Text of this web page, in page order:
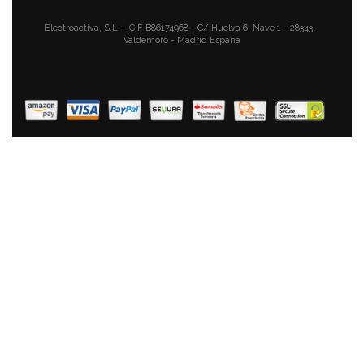
Florina Bono Cazuela Baja 20cm Inducción, 1,6L,
39,90 € 26,90 €
AÑADIR AL CARRITO
Electroactiva, S.L. - CIF B86174968 - C/ Huelva 6, Nave 1 - 28343 -
Valdemoro - Madrid España